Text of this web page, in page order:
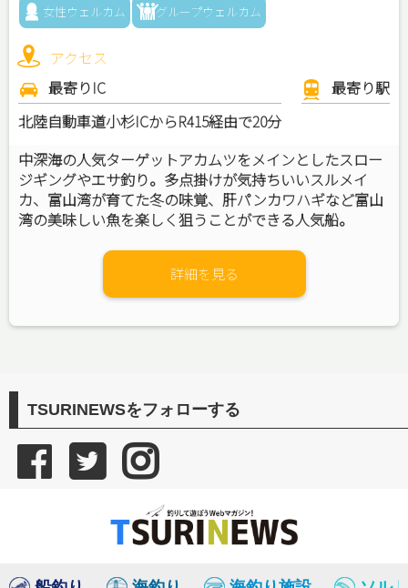
女性ウェルカム グループウェルカム
アクセス
最寄りIC
北陸自動車道小杉ICからR415経由で20分
最寄り駅
中深海の人気ターゲットアカムツをメインとしたスロー
ジギングやエサ釣り。多点掛けが気持ちいいスルメイ
カ、富山湾が育てた冬の味覚、肝パンカワハギなど富山
湾の美味しい魚を楽しく狙うことができる人気船。
詳細を見る
TSURINEWSをフォローする